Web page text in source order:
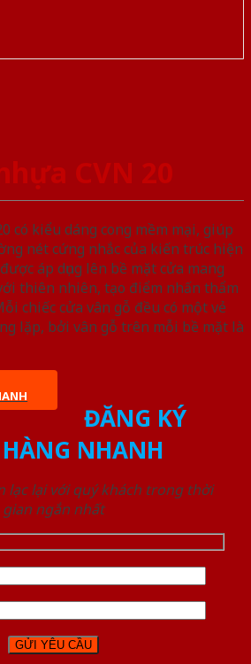
CVN 20
có kiểu dáng cong mềm mại, giúp
nét cứng nhắc của kiến trúc hiện
áp dụng lên bề mặt cửa mang
thiên nhiên, tạo điểm nhấn thẩm
chiếc cửa vân gỗ đều có một vẻ
lặp, bởi vân gỗ trên mỗi bề mặt là
ĐĂNG KÝ
NHANH
lạc lại với quý khách trong thời
gian ngắn nhất